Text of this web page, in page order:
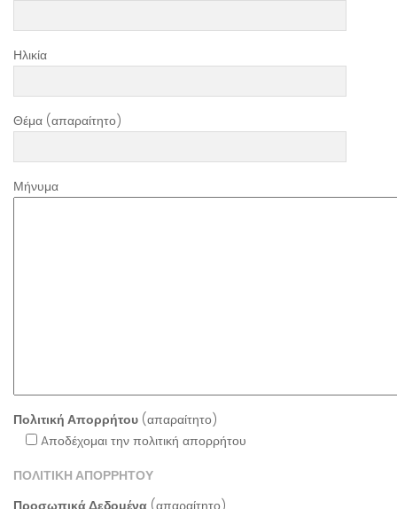
Ηλικία
Θέμα (απαραίτητο)
Μήνυμα
Πολιτική Απορρήτου (απαραίτητο)
Aποδέχομαι την πολιτική απορρήτου
ΠΟΛΙΤΙΚΗ ΑΠΟΡΡΗΤΟΥ